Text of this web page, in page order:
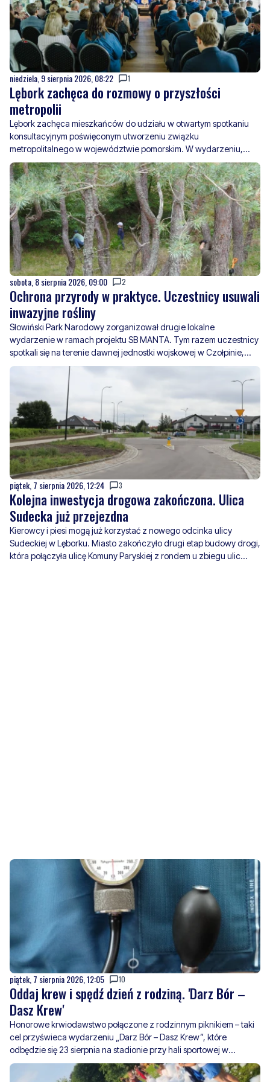
niedziela, 9 sierpnia 2026, 08:22 1
Lębork zachęca do rozmowy o przyszłości
metropolii
Lębork zachęca mieszkańców do udziału w otwartym spotkaniu
konsultacyjnym poświęconym utworzeniu związku
metropolitalnego w województwie pomorskim. W wydarzeniu,
które odbędzie się 18 sierpnia w Gdańsku, udział wezmą także
przedstawiciele miasta.
sobota, 8 sierpnia 2026, 09:00 2
Ochrona przyrody w praktyce. Uczestnicy usuwali
inwazyjne rośliny
Słowiński Park Narodowy zorganizował drugie lokalne
wydarzenie w ramach projektu SB MANTA. Tym razem uczestnicy
spotkali się na terenie dawnej jednostki wojskowej w Czołpinie,
gdzie wspólnie usuwali czeremchę amerykańską – gatunek obcy
piątek, 7 sierpnia 2026, 12:24 3
Kolejna inwestycja drogowa zakończona. Ulica
Sudecka już przejezdna
Kierowcy i piesi mogą już korzystać z nowego odcinka ulicy
Sudeckiej w Lęborku. Miasto zakończyło drugi etap budowy drogi,
która połączyła ulicę Komuny Paryskiej z rondem u zbiegu ulic
piątek, 7 sierpnia 2026, 12:05 10
Oddaj krew i spędź dzień z rodziną. 'Darz Bór –
Dasz Krew'
Honorowe krwiodawstwo połączone z rodzinnym piknikiem – taki
cel przyświeca wydarzeniu „Darz Bór – Dasz Krew”, które
odbędzie się 23 sierpnia na stadionie przy hali sportowej w
Główczycach. Organizatorzy chcą zachęcić mieszkańców do
oddawania krwi